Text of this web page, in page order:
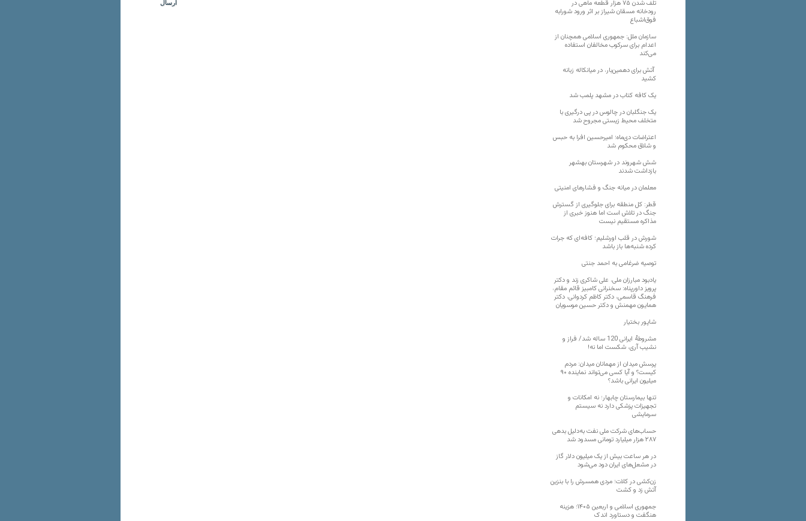
تلف شدن ۷۵ هزار قطعه ماهی در
رودخانه مسقان شیراز بر اثر ورود شورابه
فوق‌اشباع
سازمان ملل: جمهوری اسلامی همچنان از
اعدام برای سرکوب مخالفان استفاده
می‌کند
آتش برای دهمین‌بار، در میانکاله زبانه
کشید
یک کافه کتاب در مشهد پلمب شد
یک جنگلبان در چالوس در پی درگیری با
متخلف محیط زیستی مجروح شد
اعتراضات دی‌ماه؛ امیرحسین افرا به حبس
و شلاق محکوم شد
شش شهروند در شهرستان بهشهر
بازداشت شدند
معلمان در میانه جنگ و فشارهای امنیتی
قطر: کل منطقه برای جلوگیری از گسترش
جنگ در تلاش است اما هنوز خبری از
مذاکره مستقیم نیست
شورش در قلب اورشلیم؛ کافه‌ای که جرات
کرده شنبه‌ها باز باشد
توصیه ضرغامی به احمد جنتی
یادبود مبارزان ملی، علی شاکری زند و دکتر
پرویز داورپناه: سخنرانی کامبیز قائم مقام،
فرهنگ قاسمی، دکتر کاظم کردوانی، دکتر
همایون مهمنش و دکتر حسین موسویان
شاپور بختیار
مشروطۀ ایرانی 120 ساله شد/ فراز و
نشیب آری، شکست اما نه!
پرسش میدان از مهمانان میدان: مردم
کیست؟ و آیا کسی می‌تواند نماینده ۹۰
میلیون ایرانی باشد؟
تنها بیمارستان چابهار؛ نه امکانات و
تجهیزات پزشکی دارد نه سیستم
سرمایشی
حساب‌های شرکت ملی نفت به‌دلیل بدهی
۲۸۷ هزار میلیارد تومانی مسدود شد
در هر ساعت بیش از یک میلیون دلار گاز
در مشعل‌های ایران دود می‌شود
زن‌کشی در کلات؛ مردی همسرش را با بنزین
آتش زد و کشت
جمهوری اسلامی و اربعین ۱۴۰۵؛ هزینه
هنگفت و دستاورد اندک